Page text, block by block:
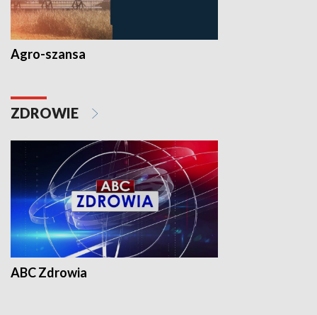
Agro-szansa
ZDROWIE
ABC Zdrowia